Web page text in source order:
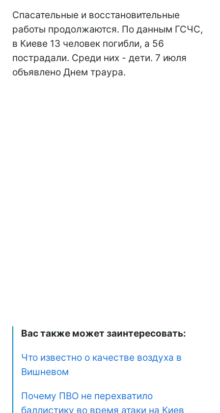
Спасательные и восстановительные
работы продолжаются. По данным ГСЧС,
в Киеве 13 человек погибли, а 56
пострадали. Среди них - дети. 7 июля
объявлено Днем траура.
Вас также может заинтересовать:
Что известно о качестве воздуха в
Вишневом
Почему ПВО не перехватило
баллистику во время атаки на Киев